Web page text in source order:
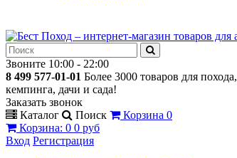
Звоните 10:00 - 22:00
8 499 577-01-01 Более 3000 товаров для похода,
кемпинга, дачи и сада!
Заказать звонок
Каталог
Поиск Корзина 0
Корзина: 0 0 руб
Вход Регистрация